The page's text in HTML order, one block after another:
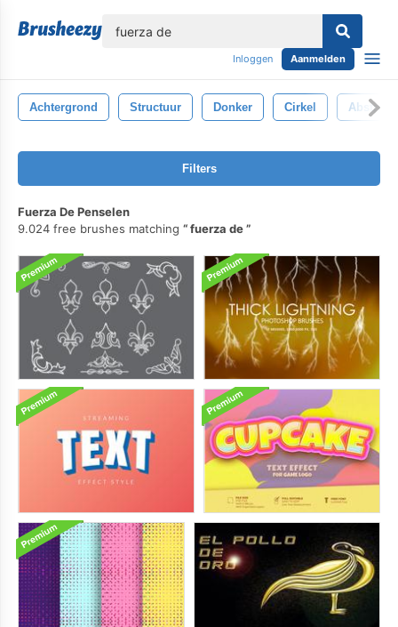
Inloggen Aanmelden
Achtergrond Structuur Donker Cirkel Abstract
Filters
Fuerza De Penselen
9.024 free brushes matching
fuerza de